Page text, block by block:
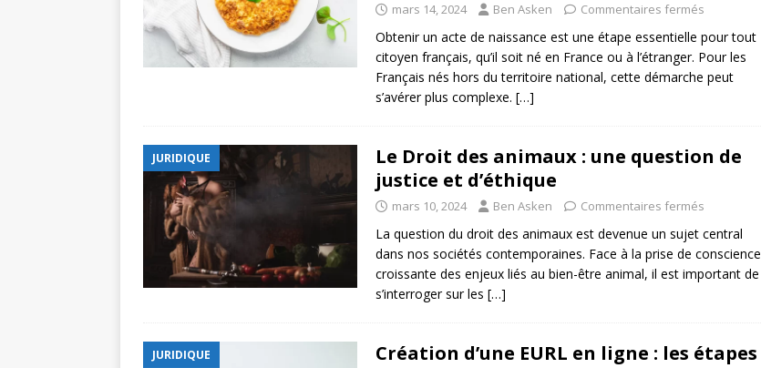
mars 14, 2024 Ben Asken Commentaires fermés
Obtenir un acte de naissance est une étape essentielle pour tout
citoyen français, qu’il soit né en France ou à l’étranger. Pour les
Français nés hors du territoire national, cette démarche peut
s’avérer plus complexe. […]
JURIDIQUE
Le Droit des animaux : une question de
justice et d’éthique
mars 10, 2024 Ben Asken Commentaires fermés
La question du droit des animaux est devenue un sujet central
dans nos sociétés contemporaines. Face à la prise de conscience
croissante des enjeux liés au bien-être animal, il est important de
s’interroger sur les […]
JURIDIQUE
Création d’une EURL en ligne : les étapes